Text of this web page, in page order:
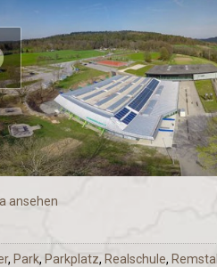
ansehen
, Park, Parkplatz, Realschule,